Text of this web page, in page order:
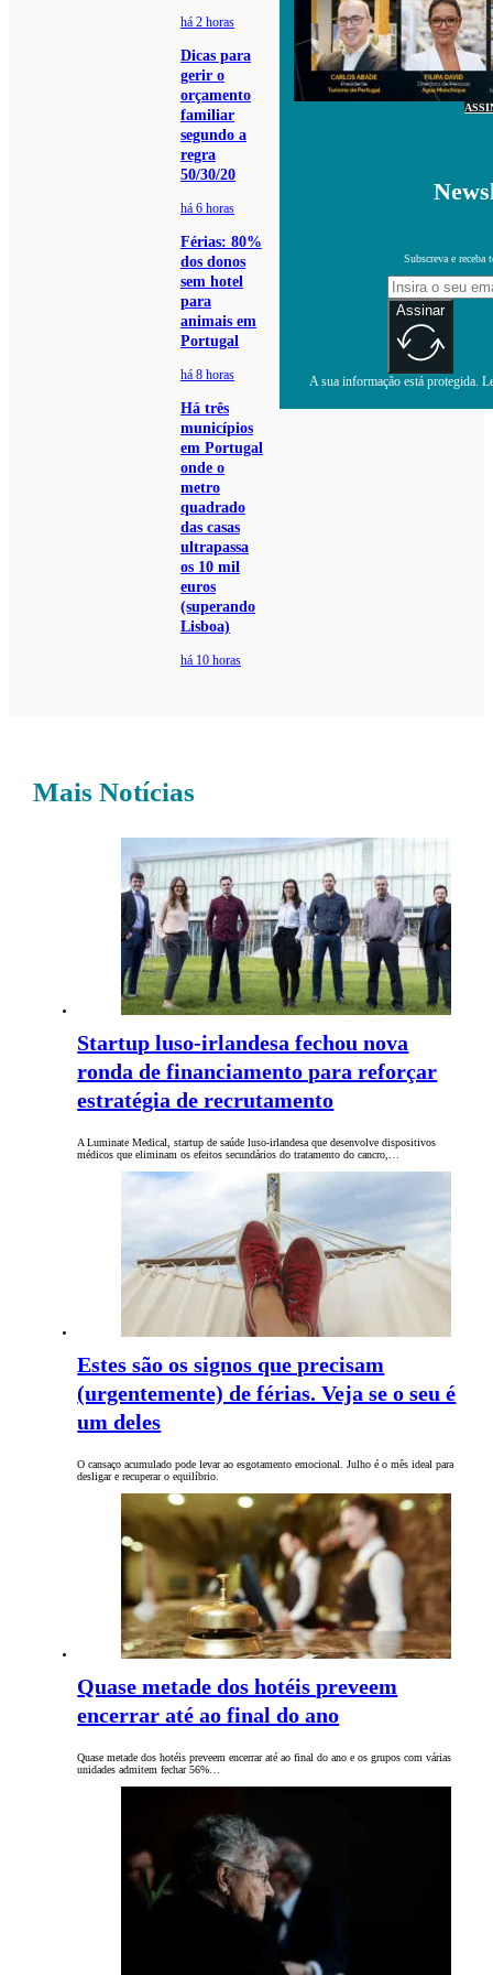
há 2 horas
Dicas para
gerir o
orçamento
familiar
segundo a
regra
50/30/20
há 6 horas
Férias: 80%
dos donos
sem hotel
para
animais em
Portugal
há 8 horas
Há três
municípios
em Portugal
onde o
metro
quadrado
das casas
ultrapassa
os 10 mil
euros
(superando
Lisboa)
há 10 horas
Subscreva e receba
Assinar
A sua informação está protegida.
Mais Notícias
Startup luso-irlandesa fechou nova
ronda de financiamento para reforçar
estratégia de recrutamento
A Luminate Medical, startup de saúde luso-irlandesa que desenvolve dispositivos
médicos que eliminam os efeitos secundários do tratamento do cancro,…
Estes são os signos que precisam
(urgentemente) de férias. Veja se o seu é
um deles
O cansaço acumulado pode levar ao esgotamento emocional. Julho é o mês ideal para
desligar e recuperar o equilíbrio.
Quase metade dos hotéis preveem
encerrar até ao final do ano
Quase metade dos hotéis preveem encerrar até ao final do ano e os grupos com várias
unidades admitem fechar 56%…